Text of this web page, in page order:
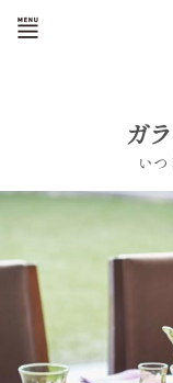
ガ
い